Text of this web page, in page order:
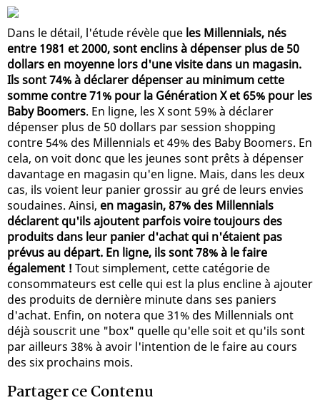
Dans le détail, l'étude révèle que les Millennials, nés
entre 1981 et 2000, sont enclins à dépenser plus de 50
dollars en moyenne lors d'une visite dans un magasin.
Ils sont 74% à déclarer dépenser au minimum cette
somme contre 71% pour la Génération X et 65% pour les
Baby Boomers. En ligne, les X sont 59% à déclarer
dépenser plus de 50 dollars par session shopping
contre 54% des Millennials et 49% des Baby Boomers. En
cela, on voit donc que les jeunes sont prêts à dépenser
davantage en magasin qu'en ligne. Mais, dans les deux
cas, ils voient leur panier grossir au gré de leurs envies
soudaines. Ainsi, en magasin, 87% des Millennials
déclarent qu'ils ajoutent parfois voire toujours des
produits dans leur panier d'achat qui n'étaient pas
prévus au départ. En ligne, ils sont 78% à le faire
également ! Tout simplement, cette catégorie de
consommateurs est celle qui est la plus encline à ajouter
des produits de dernière minute dans ses paniers
d'achat. Enfin, on notera que 31% des Millennials ont
déjà souscrit une "box" quelle qu'elle soit et qu'ils sont
par ailleurs 38% à avoir l'intention de le faire au cours
des six prochains mois.
Partager ce Contenu